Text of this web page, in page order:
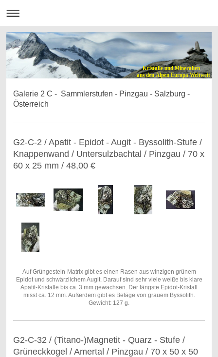
Kristalle und Mineralien
aus den Alpen Europa Weltweit
Galerie 2 C - Sammlerstufen - Pinzgau - Salzburg -
Österreich
G2-C-2 / Apatit - Epidot - Augit - Byssolith-Stufe /
Knappenwand / Untersulzbachtal / Pinzgau / 70 x
60 x 25 mm / 48,00 €
Auf Grüngestein-Matrix gibt es einen Rasen aus winzigen grünem
Epidot und schwärzlichem Augit. Darauf sind sehr viele weiße bis klare
Apatit-Kristalle bis ca. 3 mm gewachsen. Der längste Epidot-Kristall
misst ca. 12 mm. Außerdem gibt es Beläge von grauem Byssolith.
Gewicht: 127 g.
G2-C-32 / (Titano-)Magnetit - Quarz - Stufe /
Grüneckkogel / Amertal / Pinzgau / 70 x 50 x 50